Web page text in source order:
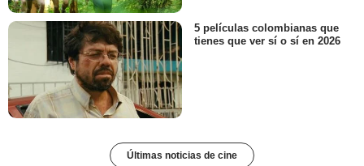
5 películas colombianas que
tienes que ver sí o sí en 2026
Últimas noticias de cine